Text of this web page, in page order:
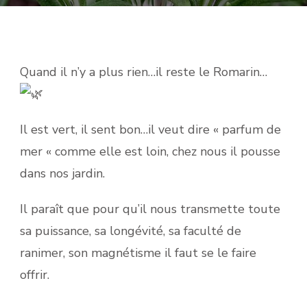
Quand il n’y a plus rien…il reste le Romarin…
Il est vert, il sent bon…il veut dire « parfum de
mer « comme elle est loin, chez nous il pousse
dans nos jardin.
Il paraît que pour qu’il nous transmette toute
sa puissance, sa longévité, sa faculté de
ranimer, son magnétisme il faut se le faire
offrir.